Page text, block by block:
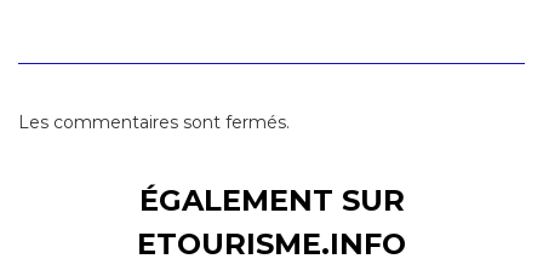
Les commentaires sont fermés.
ÉGALEMENT SUR
ETOURISME.INFO